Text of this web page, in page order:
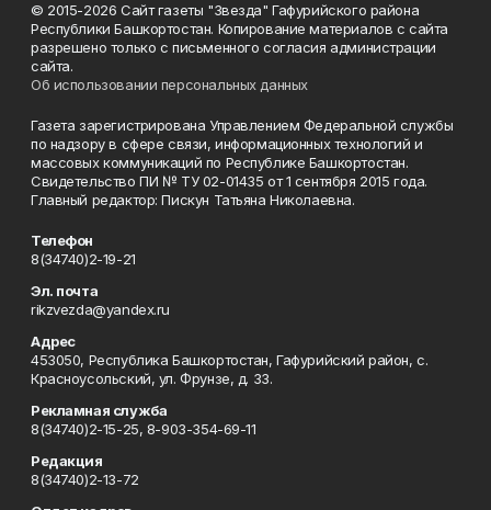
© 2015-2026 Сайт газеты "Звезда" Гафурийского района
Республики Башкортостан. Копирование материалов с сайта
разрешено только с письменного согласия администрации
сайта.
Об использовании персональных данных
Газета зарегистрирована Управлением Федеральной службы
по надзору в сфере связи, информационных технологий и
массовых коммуникаций по Республике Башкортостан.
Свидетельство ПИ № ТУ 02-01435 от 1 сентября 2015 года.
Главный редактор: Пискун Татьяна Николаевна.
Телефон
8(34740)2-19-21
Эл. почта
rikzvezda@yandex.ru
Адрес
453050, Республика Башкортостан, Гафурийский район, с.
Красноусольский, ул. Фрунзе, д. 33.
Рекламная служба
8(34740)2-15-25, 8-903-354-69-11
Редакция
8(34740)2-13-72